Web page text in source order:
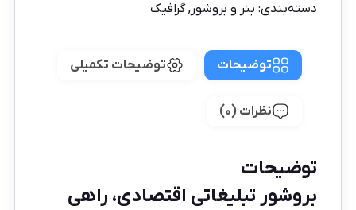
دسته‌بندی: بنر و بروشور,گرافیک
توضیحات توضیحات تکمیلی
نظرات (0)
توضیحات
بروشور تبلیغاتی اقتصادی، راهی